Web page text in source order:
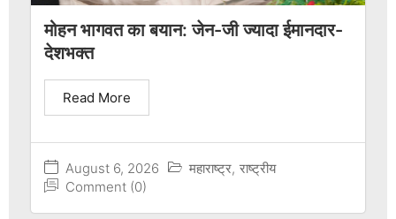
मोहन भागवत का बयान: जेन-जी ज्यादा ईमानदार-
देशभक्त
August 6, 2026 महाराष्ट्र, राष्ट्रीय
Comment (0)
Read More